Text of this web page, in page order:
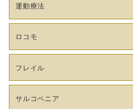
運動療法
ロコモ
フレイル
サルコペニア